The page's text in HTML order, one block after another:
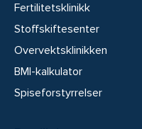
Fertilitetsklinikk
Stoffskiftesenter
Overvektsklinikken
BMI-kalkulator
Spiseforstyrrelser